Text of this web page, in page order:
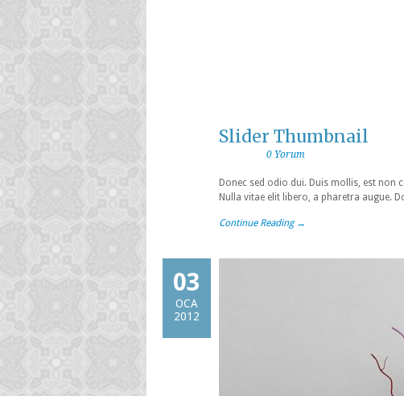
Slider Thumbnail
0 Yorum
Donec sed odio dui. Duis mollis, est
Nulla vitae elit libero, a pharetra augue.
Continue Reading →
03
OCA
2012